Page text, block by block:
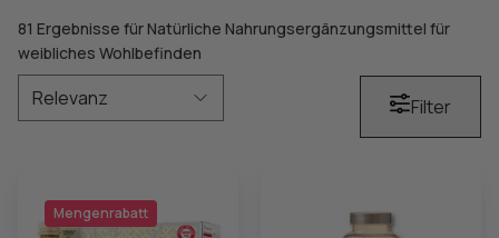
81 Ergebnisse für Natürliche Nahrungsergänzungsmittel für
weibliches Wohlbefinden
Filter
Mengenrabatt